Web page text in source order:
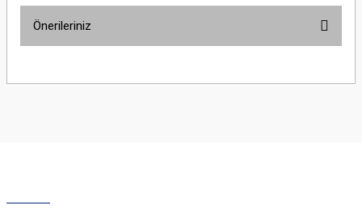
Önerileriniz
yetersiz gördüğünüz noktaları öneri formunu kullanarak tarafımıza